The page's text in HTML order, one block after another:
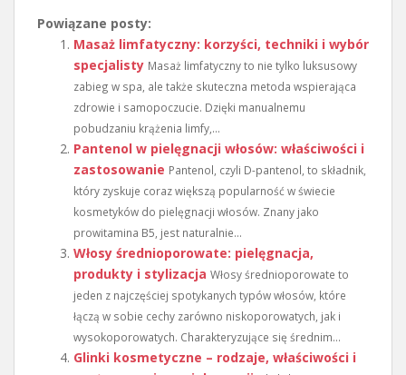
Powiązane posty:
Masaż limfatyczny: korzyści, techniki i wybór
specjalisty Masaż limfatyczny to nie tylko luksusowy
zabieg w spa, ale także skuteczna metoda wspierająca
zdrowie i samopoczucie. Dzięki manualnemu
pobudzaniu krążenia limfy,...
Pantenol w pielęgnacji włosów: właściwości i
zastosowanie Pantenol, czyli D-pantenol, to składnik,
który zyskuje coraz większą popularność w świecie
kosmetyków do pielęgnacji włosów. Znany jako
prowitamina B5, jest naturalnie...
Włosy średnioporowate: pielęgnacja,
produkty i stylizacja Włosy średnioporowate to
jeden z najczęściej spotykanych typów włosów, które
łączą w sobie cechy zarówno niskoporowatych, jak i
wysokoporowatych. Charakteryzujące się średnim...
Glinki kosmetyczne – rodzaje, właściwości i